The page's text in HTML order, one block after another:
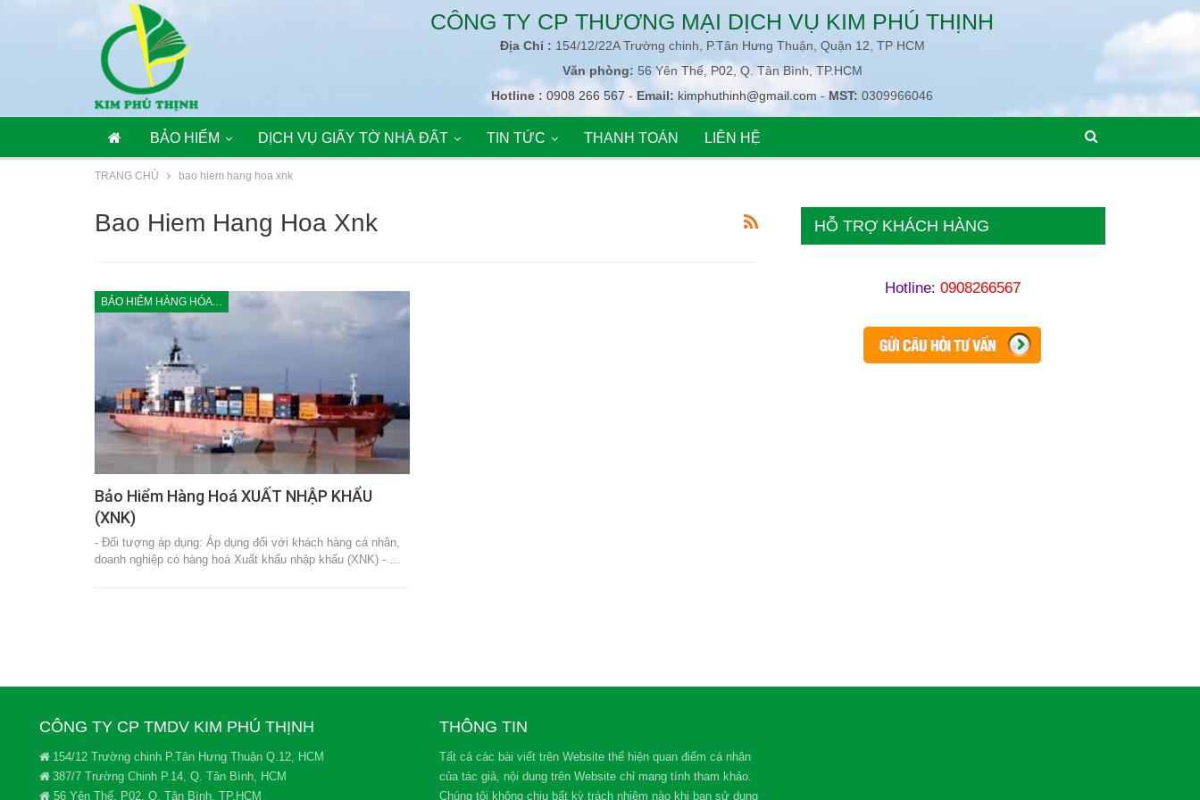
CÔNG TY CP THƯƠNG MẠI DỊCH VỤ KIM PHÚ THỊNH
Địa Chỉ : 154/12/22A Trường chinh, P.Tân Hưng Thuận, Quận 12, TP HCM
Văn phòng: 56 Yên Thế, P02, Q. Tân Bình, TP.HCM
Hotline : 0908 266 567 - Email: kimphuthinh@gmail.com - MST: 0309966046
BẢO HIỂM DỊCH VỤ GIẤY TỜ NHÀ ĐẤT TIN TỨC THANH TOÁN LIÊN HỆ
TRANG CHỦ bao hiem hang hoa xnk
Bao Hiem Hang Hoa Xnk
BẢO HIỂM HÀNG HÓA XUẤT, NHẬP KHẨU
Bảo Hiểm Hàng Hoá XUẤT NHẬP KHẨU
(XNK)
- Đối tượng áp dụng: Áp dụng đối với khách hàng cá nhân,
doanh nghiệp có hàng hoá Xuất khẩu nhập khẩu (XNK) - …
HỖ TRỢ KHÁCH HÀNG
Hotline: 0908266567
CÔNG TY CP TMDV KIM PHÚ THỊNH
154/12 Trường chinh P.Tân Hưng Thuận Q.12, HCM
387/7 Trường Chinh P.14, Q. Tân Bình, HCM
56 Yên Thế, P02, Q. Tân Bình, TP.HCM
THÔNG TIN
Tất cả các bài viết trên Website thể hiện quan điểm cá nhân
của tác giả, nội dung trên Website chỉ mang tính tham khảo.
Chúng tôi không chịu bất kỳ trách nhiệm nào khi bạn sử dụng